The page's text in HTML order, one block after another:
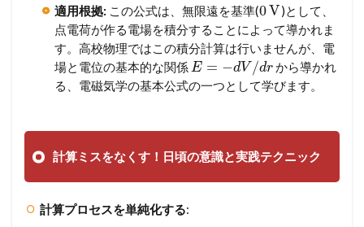
適用根拠: この公式は、無限遠を基準(0V)として、
点電荷が作る電場を積分することによって導かれま
す。高校物理ではこの積分計算は行いませんが、電
場と電位の基本的な関係E = −dV /drから導かれ
る、電磁気学の基本公式の一つとして学びます。
計算ミスをなくす！日頃の意識と実践テクニック
計算プロセスを単純化する: